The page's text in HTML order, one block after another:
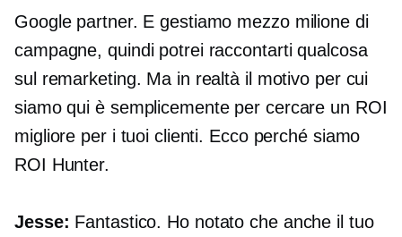
Google partner. E gestiamo mezzo milione di
campagne, quindi potrei raccontarti qualcosa
sul remarketing. Ma in realtà il motivo per cui
siamo qui è semplicemente per cercare un ROI
migliore per i tuoi clienti. Ecco perché siamo
ROI Hunter.
Jesse: Fantastico. Ho notato che anche il tuo